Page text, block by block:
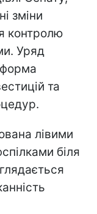
зміни
контролю
Уряд
та
лівими
біля